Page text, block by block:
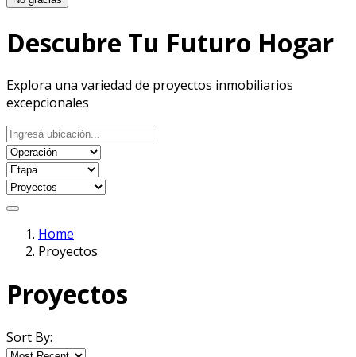
Descubre Tu Futuro Hogar
Explora una variedad de proyectos inmobiliarios
excepcionales
Home
Proyectos
Proyectos
Sort By: